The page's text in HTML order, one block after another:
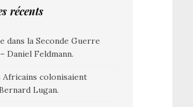
récents
dans la Seconde Guerre
Daniel Feldmann.
Africains colonisaient
Lugan.